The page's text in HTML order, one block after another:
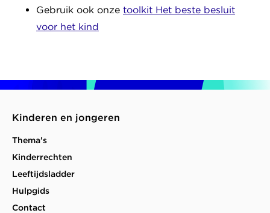
Gebruik ook onze toolkit Het beste besluit
voor het kind
Kinderen en jongeren
Thema's
Kinderrechten
Leeftijdsladder
Hulpgids
Contact